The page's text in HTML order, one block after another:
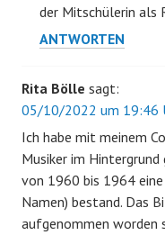
der Mitschülerin als
ANTWORTEN
Rita Bölle sagt:
05/10/2022 um 19:46
Ich habe mit meinem
Musiker im Hintergrund
von 1960 bis 1964
Namen) bestand. Das
aufgenommen worden